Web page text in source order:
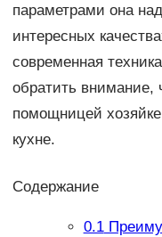
параметрами она
интересных
современная
обратить внимание,
помощницей
кухне.
Содержание
0.1